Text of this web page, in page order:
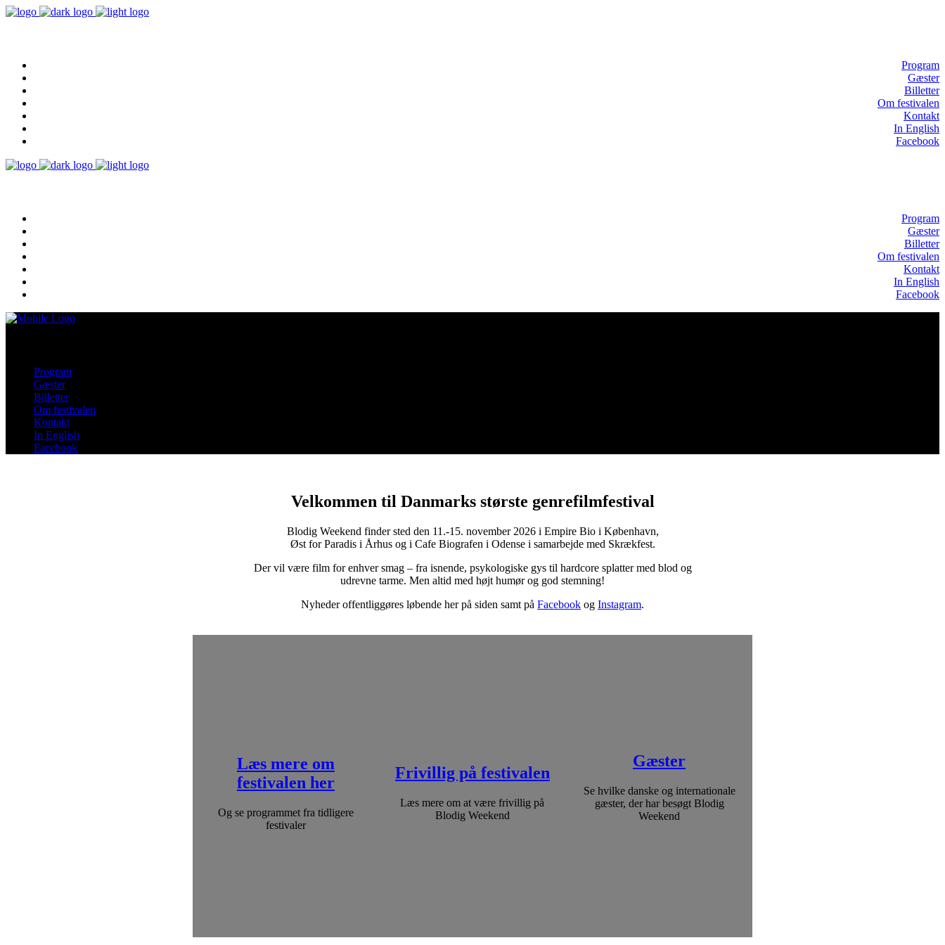
Program
Gæster
Billetter
Om festivalen
Kontakt
In English
Facebook
Program
Gæster
Billetter
Om festivalen
Kontakt
In English
Facebook
Program
Gæster
Billetter
Om festivalen
Kontakt
In English
Facebook
Velkommen til Danmarks største genrefilmfestival
Blodig Weekend finder sted den 11.-15. november 2026 i Empire Bio i København,
Øst for Paradis i Århus og i Cafe Biografen i Odense i samarbejde med Skrækfest.
Der vil være film for enhver smag – fra isnende, psykologiske gys til hardcore splatter med blod og
udrevne tarme. Men altid med højt humør og god stemning!
Nyheder offentliggøres løbende her på siden samt på Facebook og Instagram.
Læs mere om
festivalen her
Og se programmet fra tidligere
festivaler
Frivillig på festivalen
Læs mere om at være frivillig på
Blodig Weekend
Gæster
Se hvilke danske og internationale
gæster, der har besøgt Blodig
Weekend